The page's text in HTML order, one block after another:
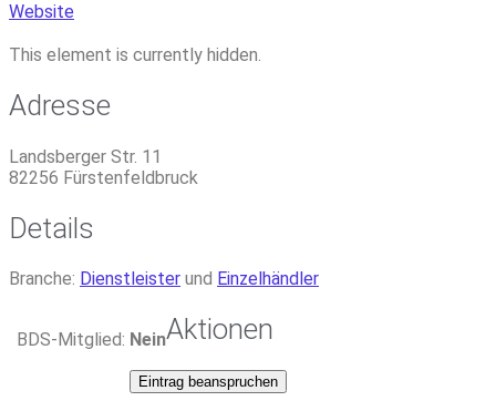
Website
This element is currently hidden.
Adresse
Landsberger Str. 11
82256 Fürstenfeldbruck
Details
Branche: Dienstleister und Einzelhändler
BDS-Mitglied: NeinAktionen
Eintrag beanspruchen